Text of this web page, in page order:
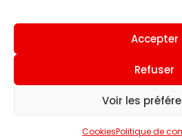
Accepter
Refuser
Voir les
CookiesPolitique de
BOUTIQUE